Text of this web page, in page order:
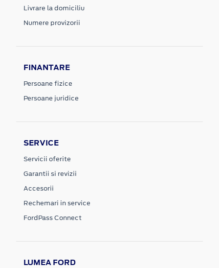
Livrare la domiciliu
Numere provizorii
FINANTARE
Persoane fizice
Persoane juridice
SERVICE
Servicii oferite
Garantii si revizii
Accesorii
Rechemari in service
FordPass Connect
LUMEA FORD